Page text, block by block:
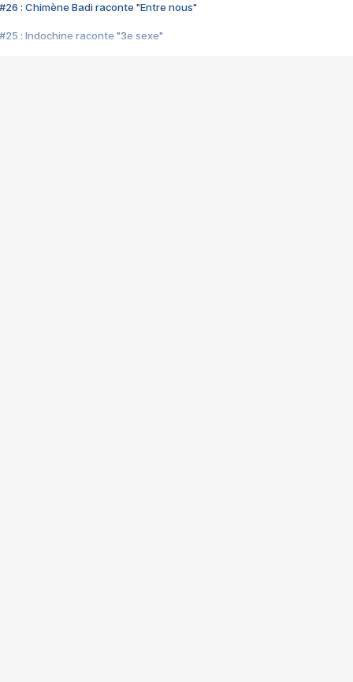
#26 : Chimène Badi raconte "Entre nous"
#25 : Indochine raconte "3e sexe"